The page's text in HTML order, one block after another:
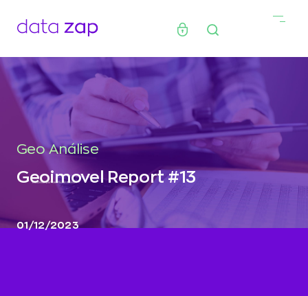
Geo Análise
Geoimovel Report #13
01/12/2023